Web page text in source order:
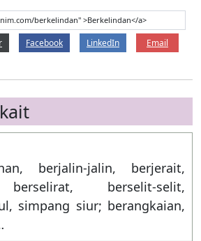
berkelindan" >Berkelindan</a>
Facebook LinkedIn
Email
berjalin-jalin, berjerait,
berselit-selit,
simpang siur; berangkaian,